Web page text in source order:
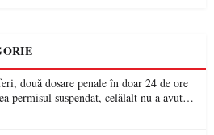
două dosare penale în doar 24 de ore
permisul suspendat, celălalt nu a avut